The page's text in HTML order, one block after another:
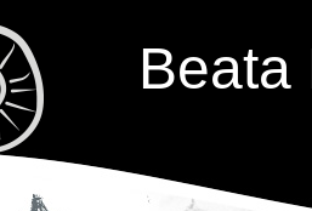
Beata